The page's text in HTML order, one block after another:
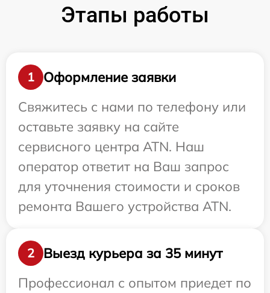
Этапы работы
1
Оформление заявки
Свяжитесь с нами по телефону или
оставьте заявку на сайте
сервисного центра ATN. Наш
оператор ответит на Ваш запрос
для уточнения стоимости и сроков
ремонта Вашего устройства ATN.
2
Выезд курьера за 35 минут
Профессионал с опытом приедет по